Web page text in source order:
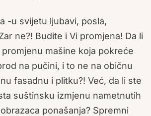
-u svijetu ljubavi, posla,
ne?! Budite i Vi promjena! Da li
mašine koja pokreće
na pučini, i to ne na običnu
fasadnu i plitku?! Već, da li ste
suštinsku izmjenu nametnutih
ponašanja? Spremni